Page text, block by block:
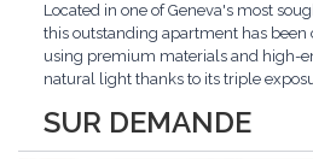
SUR DEMANDE
Located in one of Geneva's most
this outstanding apartment has
using premium materials and high-
natural light thanks to its triple
master suite, elegant reception
overlooking a peaceful and green...